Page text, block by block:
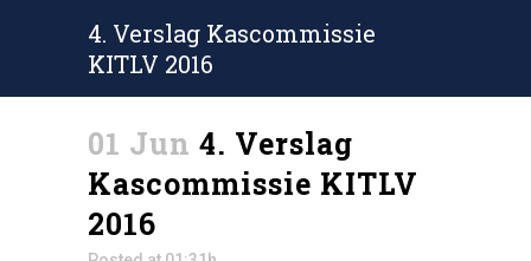
4. Verslag Kascommissie
KITLV 2016
01 Jun 4. Verslag
Kascommissie KITLV
2016